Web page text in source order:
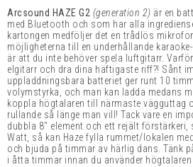
Arcsound HAZE G2 (generation 2) är en
med Bluetooth och som har alla
kartongen medföljer det en trådlös
möjligheterna till en underhållande
är att du inte behöver spela luftgitarr.
elgitarr och dra dina häftigaste riff?! Sånt
uppladdningsbara batteriet ger runt 10
volymstyrka, och man kan ladda medans
koppla högtalaren till närmaste vägguttag
rullande så länge man vill! Tack vare en
dubbla 8" element och ett rejält förstärkeri,
Watt, så kan Haze fylla rummet/lokalen
och bjuda på timmar av härlig dans. Tänk
i åtta timmar innan du använder